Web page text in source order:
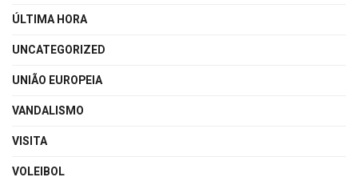
ÚLTIMA HORA
UNCATEGORIZED
UNIÃO EUROPEIA
VANDALISMO
VISITA
VOLEIBOL